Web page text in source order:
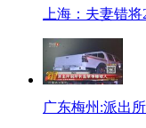
上海：夫妻错
广东梅州:派出